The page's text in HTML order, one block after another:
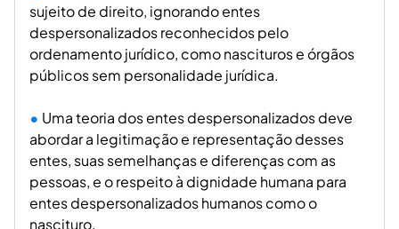
sujeito de direito, ignorando entes
despersonalizados reconhecidos pelo
ordenamento jurídico, como nascituros e órgãos
públicos sem personalidade jurídica.
Uma teoria dos entes despersonalizados deve
abordar a legitimação e representação desses
entes, suas semelhanças e diferenças com as
pessoas, e o respeito à dignidade humana para
entes despersonalizados humanos como o
nascituro.